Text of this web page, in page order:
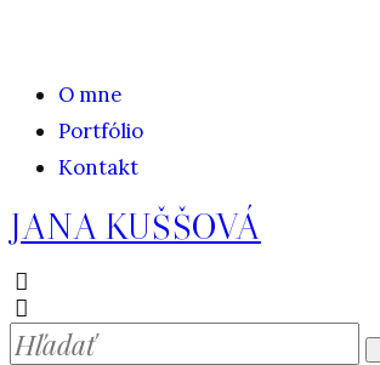
O mne
Portfólio
Kontakt
JANA KUŠŠOVÁ